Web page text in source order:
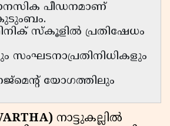
പീഡനമാണ്
സ്കൂളിൽ പ്രതിഷേധം
സംഘടനാപ്രതിനിധികളും
യോഗത്തിലും
നാട്ടുകല്ലിൽ